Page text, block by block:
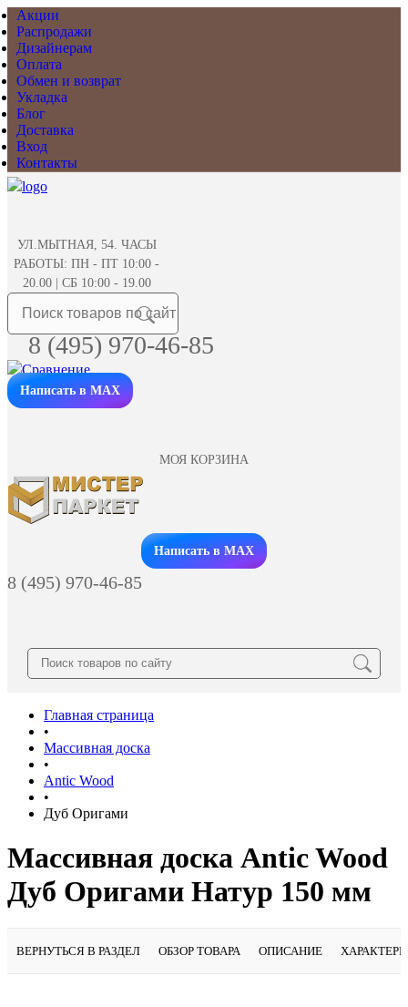
Акции
Распродажи
Дизайнерам
Оплата
Обмен и возврат
Укладка
Блог
Доставка
Вход
Контакты
УЛ.МЫТНАЯ, 54. ЧАСЫ
РАБОТЫ: ПН - ПТ 10:00 -
20.00 | СБ 10:00 - 19.00
8 (495) 970-46-85
Написать в MAX
МОЯ КОРЗИНА
Заказать звонок
Написать в MAX
8 (495) 970-46-85
Главная страница
•
Массивная доска
•
Antic Wood
•
Дуб Оригами
Массивная доска Antic Wood
Дуб Оригами Натур 150 мм
ВЕРНУТЬСЯ В РАЗДЕЛ ОБЗОР ТОВАРА ОПИСАНИЕ